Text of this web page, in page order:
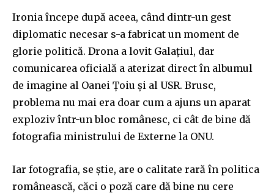
Ironia începe după aceea, când dintr-un gest
diplomatic necesar s-a fabricat un moment de
glorie politică. Drona a lovit Galațiul, dar
comunicarea oficială a aterizat direct în albumul
de imagine al Oanei Țoiu și al USR. Brusc,
problema nu mai era doar cum a ajuns un aparat
exploziv într-un bloc românesc, ci cât de bine dă
fotografia ministrului de Externe la ONU.
Iar fotografia, se știe, are o calitate rară în politica
românească, căci o poză care dă bine nu cere